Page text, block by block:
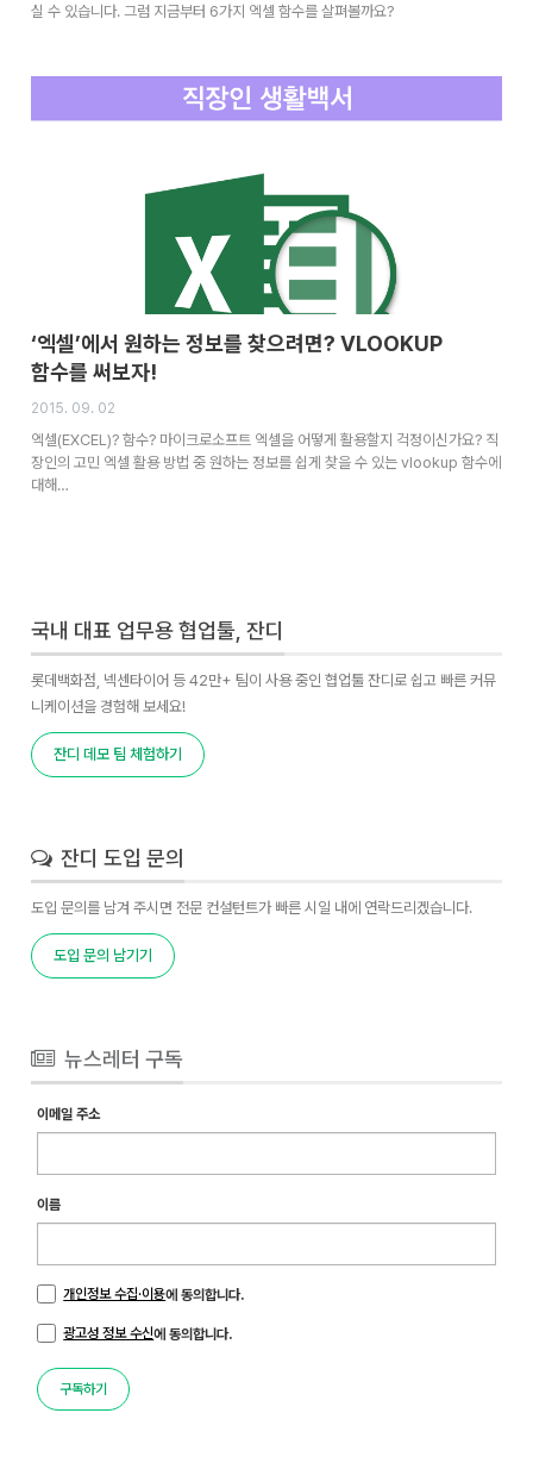
실 수 있습니다. 그럼 지금부터 6가지 엑셀 함수를 살펴볼까요?
‘엑셀’에서 원하는 정보를 찾으려면? VLOOKUP
함수를 써보자!
2015. 09. 02
엑셀(EXCEL)? 함수? 마이크로소프트 엑셀을 어떻게 활용할지 걱정이신가요? 직
장인의 고민 엑셀 활용 방법 중 원하는 정보를 쉽게 찾을 수 있는 vlookup 함수에
대해…
국내 대표 업무용 협업툴, 잔디
롯데백화점, 넥센타이어 등 42만+ 팀이 사용 중인 협업툴 잔디로 쉽고 빠른 커뮤
니케이션을 경험해 보세요!
잔디 데모 팀 체험하기
잔디 도입 문의
도입 문의를 남겨 주시면 전문 컨설턴트가 빠른 시일 내에 연락드리겠습니다.
도입 문의 남기기
뉴스레터 구독
이메일 주소
이름
개인정보 수집·이용에 동의합니다.
광고성 정보 수신에 동의합니다.
구독하기